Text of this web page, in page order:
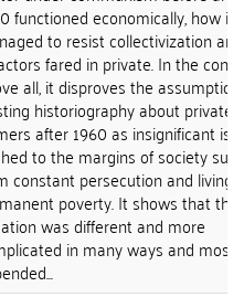
functioned economically, how it
to resist collectivization
fared in private. In the
all, it disproves the
historiography about private
after 1960 as insignificant
to the margins of society
constant persecution and living
poverty. It shows that the
was different and more
in many ways and most